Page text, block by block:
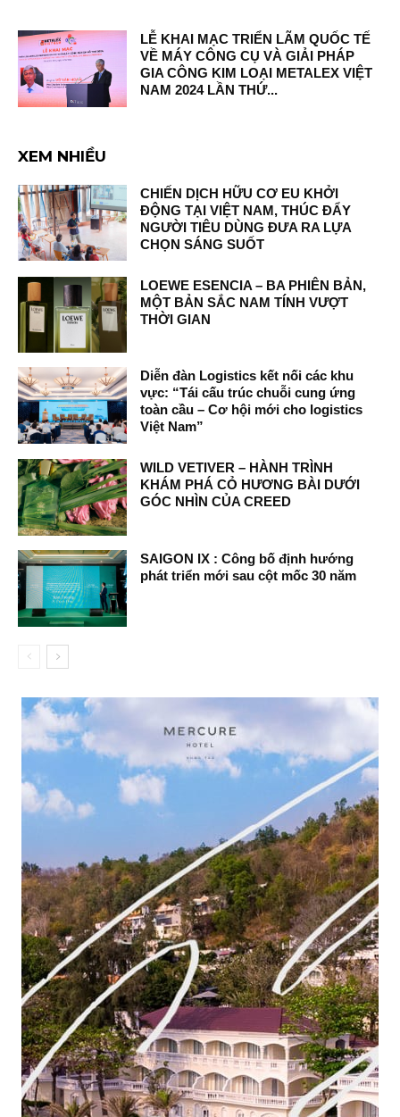
LỄ KHAI MẠC TRIỂN LÃM QUỐC TẾ
VỀ MÁY CÔNG CỤ VÀ GIẢI PHÁP
GIA CÔNG KIM LOẠI METALEX VIỆT
NAM 2024 LẦN THỨ...
XEM NHIỀU
CHIẾN DỊCH HỮU CƠ EU KHỞI
ĐỘNG TẠI VIỆT NAM, THÚC ĐẨY
NGƯỜI TIÊU DÙNG ĐƯA RA LỰA
CHỌN SÁNG SUỐT
LOEWE ESENCIA – BA PHIÊN BẢN,
MỘT BẢN SẮC NAM TÍNH VƯỢT
THỜI GIAN
Diễn đàn Logistics kết nối các khu
vực: “Tái cấu trúc chuỗi cung ứng
toàn cầu – Cơ hội mới cho logistics
Việt Nam”
WILD VETIVER – HÀNH TRÌNH
KHÁM PHÁ CỎ HƯƠNG BÀI DƯỚI
GÓC NHÌN CỦA CREED
SAIGON IX : Công bố định hướng
phát triển mới sau cột mốc 30 năm